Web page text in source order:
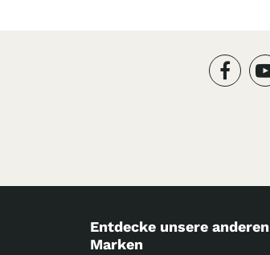
Entdecke unsere anderen
Marken